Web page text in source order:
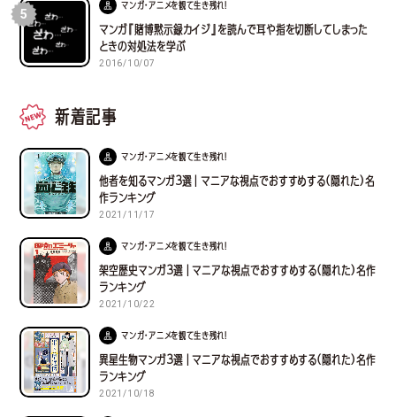
5
マンガ・アニメを観て生き残れ！
マンガ『賭博黙示録カイジ』を読んで耳や指を切断してしまった
ときの対処法を学ぶ
2016/10/07
新着記事
マンガ・アニメを観て生き残れ！
他者を知るマンガ３選｜マニアな視点でおすすめする(隠れた)名
作ランキング
2021/11/17
マンガ・アニメを観て生き残れ！
架空歴史マンガ３選｜マニアな視点でおすすめする(隠れた)名作
ランキング
2021/10/22
マンガ・アニメを観て生き残れ！
異星生物マンガ３選｜マニアな視点でおすすめする(隠れた)名作
ランキング
2021/10/18